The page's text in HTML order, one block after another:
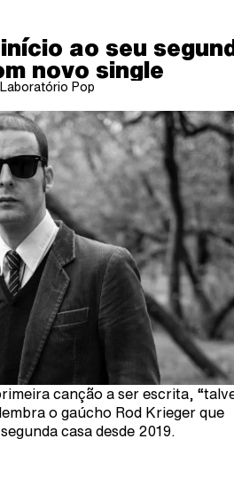
ao seu
novo single
Pop
canção a ser escrita,
o gaúcho Rod Krieger que
casa desde 2019.